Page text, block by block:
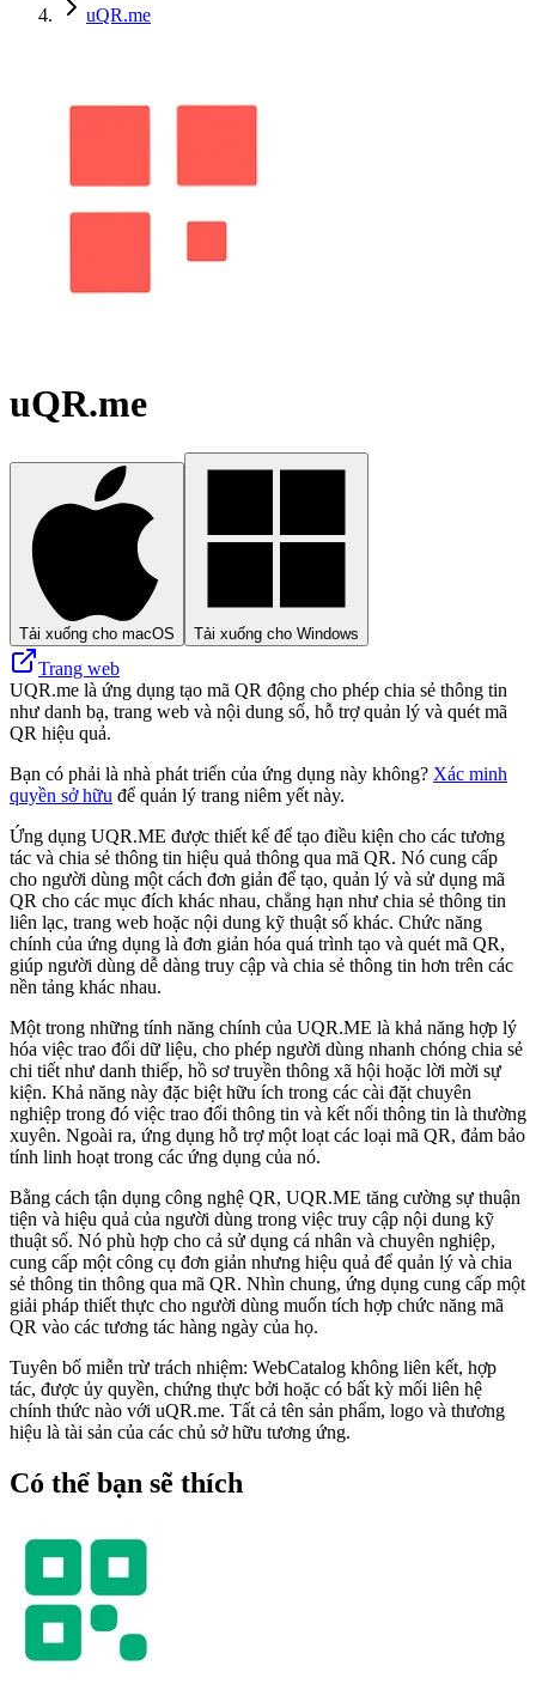
uQR.me
uQR.me
Tải xuống cho macOS Tải xuống cho Windows
Trang web
UQR.me là ứng dụng tạo mã QR động cho phép chia sẻ thông tin
như danh bạ, trang web và nội dung số, hỗ trợ quản lý và quét mã
QR hiệu quả.
Bạn có phải là nhà phát triển của ứng dụng này không? Xác minh
quyền sở hữu để quản lý trang niêm yết này.
Ứng dụng UQR.ME được thiết kế để tạo điều kiện cho các tương
tác và chia sẻ thông tin hiệu quả thông qua mã QR. Nó cung cấp
cho người dùng một cách đơn giản để tạo, quản lý và sử dụng mã
QR cho các mục đích khác nhau, chẳng hạn như chia sẻ thông tin
liên lạc, trang web hoặc nội dung kỹ thuật số khác. Chức năng
chính của ứng dụng là đơn giản hóa quá trình tạo và quét mã QR,
giúp người dùng dễ dàng truy cập và chia sẻ thông tin hơn trên các
nền tảng khác nhau.
Một trong những tính năng chính của UQR.ME là khả năng hợp lý
hóa việc trao đổi dữ liệu, cho phép người dùng nhanh chóng chia sẻ
chi tiết như danh thiếp, hồ sơ truyền thông xã hội hoặc lời mời sự
kiện. Khả năng này đặc biệt hữu ích trong các cài đặt chuyên
nghiệp trong đó việc trao đổi thông tin và kết nối thông tin là thường
xuyên. Ngoài ra, ứng dụng hỗ trợ một loạt các loại mã QR, đảm bảo
tính linh hoạt trong các ứng dụng của nó.
Bằng cách tận dụng công nghệ QR, UQR.ME tăng cường sự thuận
tiện và hiệu quả của người dùng trong việc truy cập nội dung kỹ
thuật số. Nó phù hợp cho cả sử dụng cá nhân và chuyên nghiệp,
cung cấp một công cụ đơn giản nhưng hiệu quả để quản lý và chia
sẻ thông tin thông qua mã QR. Nhìn chung, ứng dụng cung cấp một
giải pháp thiết thực cho người dùng muốn tích hợp chức năng mã
QR vào các tương tác hàng ngày của họ.
Tuyên bố miễn trừ trách nhiệm: WebCatalog không liên kết, hợp
tác, được ủy quyền, chứng thực bởi hoặc có bất kỳ mối liên hệ
chính thức nào với uQR.me. Tất cả tên sản phẩm, logo và thương
hiệu là tài sản của các chủ sở hữu tương ứng.
Có thể bạn sẽ thích